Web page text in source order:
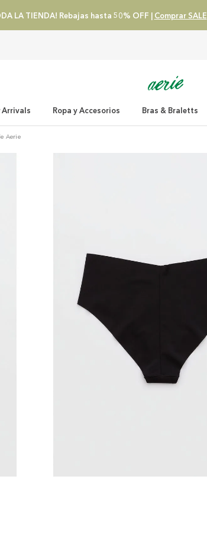
LA TIENDA! Rebajas hasta 50% OFF | Comprar SALE
Arrivals Ropa y Accesorios Bras & Braletts
Aerie